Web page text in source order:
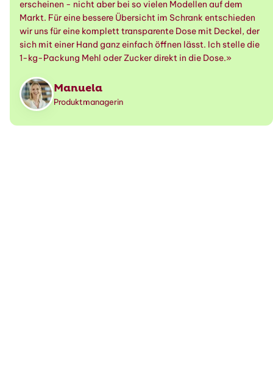
erscheinen - nicht aber bei so vielen Modellen auf dem
Markt. Für eine bessere Übersicht im Schrank entschieden
wir uns für eine komplett transparente Dose mit Deckel, der
sich mit einer Hand ganz einfach öffnen lässt. Ich stelle die
1-kg-Packung Mehl oder Zucker direkt in die Dose.»
Manuela
Produktmanagerin